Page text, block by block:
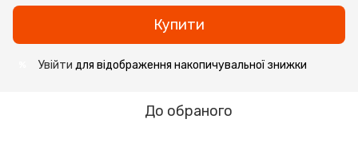
Купити
Увійти для відображення накопичувальної знижки
До обраного